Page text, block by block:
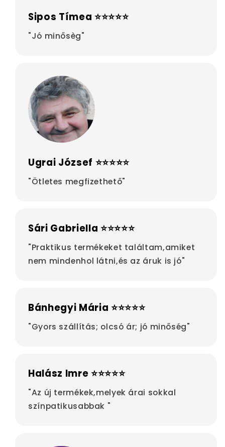
Sipos Tímea ⭐⭐⭐⭐⭐
"Jó minősèg"
Ugrai József ⭐⭐⭐⭐⭐
"Ötletes megfizethető"
Sári Gabriella ⭐⭐⭐⭐⭐
"Praktikus termékeket találtam,amiket
nem mindenhol látni,és az áruk is jó"
Bánhegyi Mária ⭐⭐⭐⭐⭐
"Gyors szállítás; olcsó ár; jó minőség"
Halász Imre ⭐⭐⭐⭐⭐
"Az új termékek,melyek árai sokkal
színpatikusabbak "